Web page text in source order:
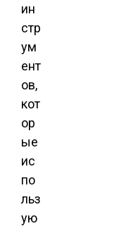
ин
стр
ум
ент
ов,
кот
ор
ые
ис
по
льз
ую